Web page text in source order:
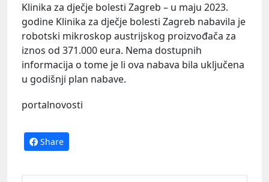
Klinika za dječje bolesti Zagreb – u maju 2023.
godine Klinika za dječje bolesti Zagreb nabavila je
robotski mikroskop austrijskog proizvođača za
iznos od 371.000 eura. Nema dostupnih
informacija o tome je li ova nabava bila uključena
u godišnji plan nabave.
portalnovosti
Share